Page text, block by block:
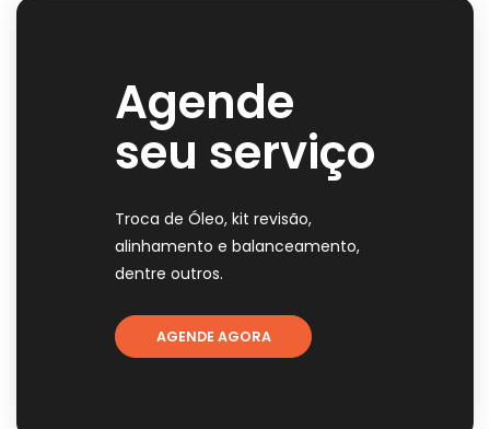
Agende
seu serviço
Troca de Óleo, kit revisão,
alinhamento e balanceamento,
dentre outros.
AGENDE AGORA